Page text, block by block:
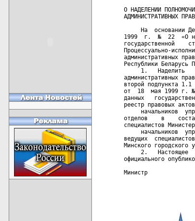
О НАДЕЛЕНИИ
АДМИНИСТРАТИВНЫХ
На  основании
1999  г.  №  22  «О
государственной
Процессуально-
административных
Республики Беларусь
1.   Наделить
административных
второй подпункта 1.1
от  18  мая 1999 г. №
данных
реестр правовых
начальников
отделов    в
специалистов
начальников
ведущих
Минского городского
2.   Настоящее
официального
Министр